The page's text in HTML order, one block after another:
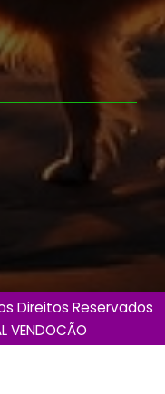
Direitos Reservados
VENDOCÃO